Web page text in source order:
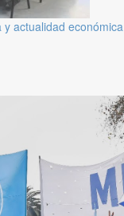
actualidad económica